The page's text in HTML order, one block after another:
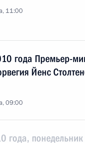
11:00
года Премьер-
Йенс
09:00
года, понедельник